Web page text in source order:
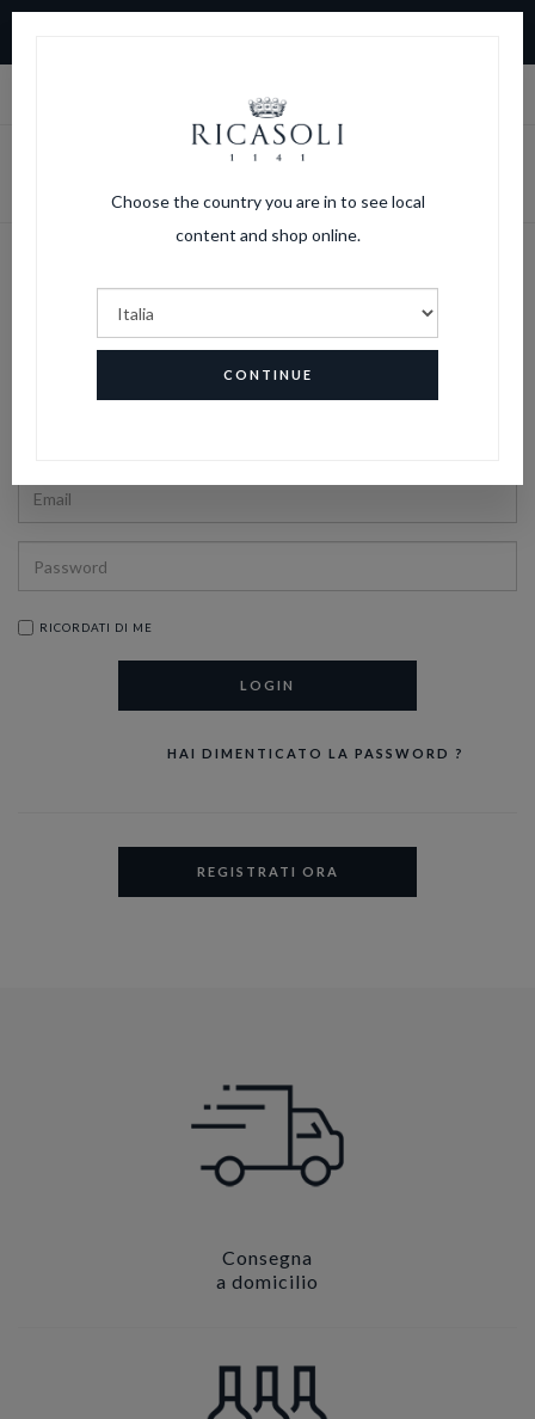
Riservato
Per visualizzare il contenuto è
necessario effettuare il login
RICORDATI DI ME
LOGIN
HAI DIMENTICATO LA PASSWORD ?
REGISTRATI ORA
Consegna
a domicilio
Choose the country you are in to see local
content and shop online.
CONTINUE